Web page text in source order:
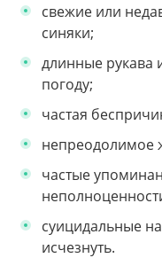
свежие или
синяки;
длинные рукава
погоду;
частая
непреодолимое
частые
суицидальные
исчезнуть.